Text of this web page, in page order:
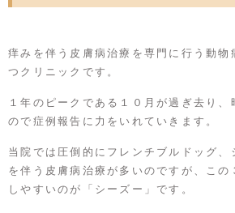
痒みを伴う皮膚病治療を専門に行う動物
つクリニックです。
１年のピークである１０月が過ぎ去り、
ので症例報告に力をいれていきます。
当院では圧倒的にフレンチブルドッグ、
を伴う皮膚病治療が多いのですが、この
しやすいのが「シーズー」です。